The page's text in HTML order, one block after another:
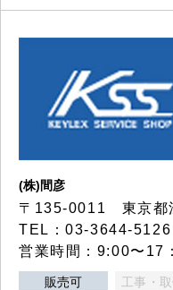
(株)間彦
〒135-0011 東京都
TEL：03-3644-
営業時間：9:00〜17
販売可 工事・